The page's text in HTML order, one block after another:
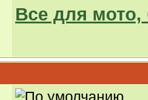
Все для мото,